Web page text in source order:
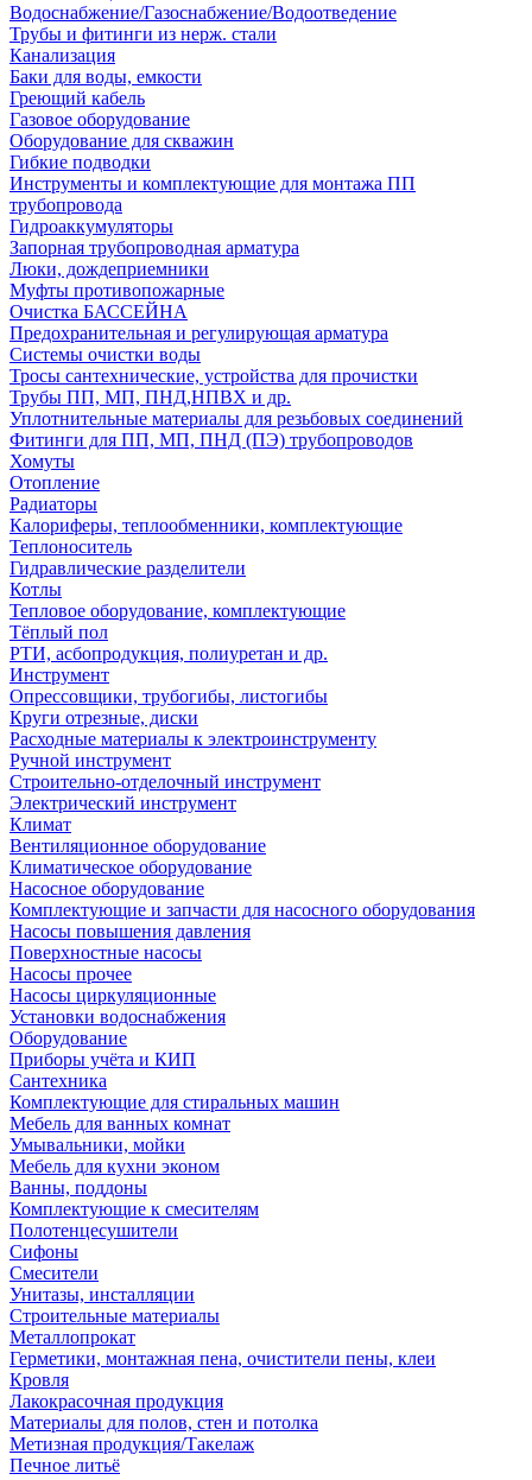
Водоснабжение/Газоснабжение/Водоотведение
Трубы и фитинги из нерж. стали
Канализация
Баки для воды, емкости
Греющий кабель
Газовое оборудование
Оборудование для скважин
Гибкие подводки
Инструменты и комплектующие для монтажа ПП
трубопровода
Гидроаккумуляторы
Запорная трубопроводная арматура
Люки, дождеприемники
Муфты противопожарные
Очистка БАССЕЙНА
Предохранительная и регулирующая арматура
Системы очистки воды
Тросы сантехнические, устройства для прочистки
Трубы ПП, МП, ПНД,НПВХ и др.
Уплотнительные материалы для резьбовых соединений
Фитинги для ПП, МП, ПНД (ПЭ) трубопроводов
Хомуты
Отопление
Радиаторы
Калориферы, теплообменники, комплектующие
Теплоноситель
Гидравлические разделители
Котлы
Тепловое оборудование, комплектующие
Тёплый пол
РТИ, асбопродукция, полиуретан и др.
Инструмент
Опрессовщики, трубогибы, листогибы
Круги отрезные, диски
Расходные материалы к электроинструменту
Ручной инструмент
Строительно-отделочный инструмент
Электрический инструмент
Климат
Вентиляционное оборудование
Климатическое оборудование
Насосное оборудование
Комплектующие и запчасти для насосного оборудования
Насосы повышения давления
Поверхностные насосы
Насосы прочее
Насосы циркуляционные
Установки водоснабжения
Оборудование
Приборы учёта и КИП
Сантехника
Комплектующие для стиральных машин
Мебель для ванных комнат
Умывальники, мойки
Мебель для кухни эконом
Ванны, поддоны
Комплектующие к смесителям
Полотенцесушители
Сифоны
Смесители
Унитазы, инсталляции
Строительные материалы
Металлопрокат
Герметики, монтажная пена, очистители пены, клеи
Кровля
Лакокрасочная продукция
Материалы для полов, стен и потолка
Метизная продукция/Такелаж
Печное литьё